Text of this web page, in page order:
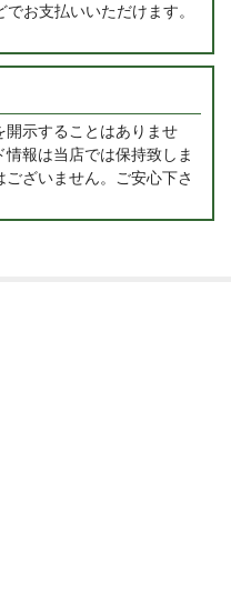
お支払いいただけます。
開示することはありませ
報は当店では保持致しま
ざいません。ご安心下さ